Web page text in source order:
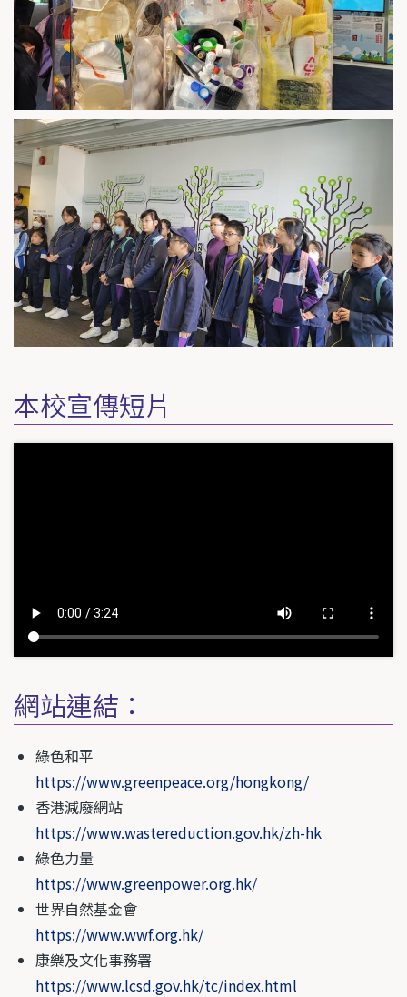
本校宣傳短片
網站連結：
綠色和平
https://www.greenpeace.org/hongkong/
香港減廢網站
https://www.wastereduction.gov.hk/zh-hk
綠色力量
https://www.greenpower.org.hk/
世界自然基金會
https://www.wwf.org.hk/
康樂及文化事務署
https://www.lcsd.gov.hk/tc/index.html